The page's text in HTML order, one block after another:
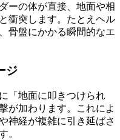
ーの体が直接、地面や相
衝突します。たとえヘル
骨盤にかかる瞬間的なエ
ジ
「地面に叩きつけられ
が加わります。これによ
神経が複雑に引き延ばさ
。